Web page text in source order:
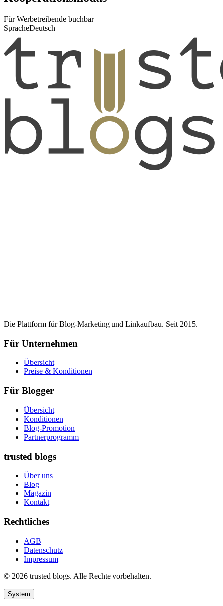
Für Werbetreibende buchbar
SpracheDeutsch
Die Plattform für Blog-Marketing und Linkaufbau. Seit 2015.
Für Unternehmen
Übersicht
Preise & Konditionen
Für Blogger
Übersicht
Konditionen
Blog-Promotion
Partnerprogramm
trusted blogs
Über uns
Blog
Magazin
Kontakt
Rechtliches
AGB
Datenschutz
Impressum
© 2026 trusted blogs. Alle Rechte vorbehalten.
System